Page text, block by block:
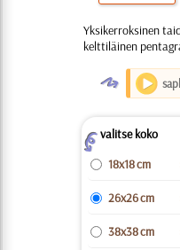
Yksikerroksinen
kelttiläinen
O
Zvalitse koko
18x18 cm
26x26 cm
38x38 cm